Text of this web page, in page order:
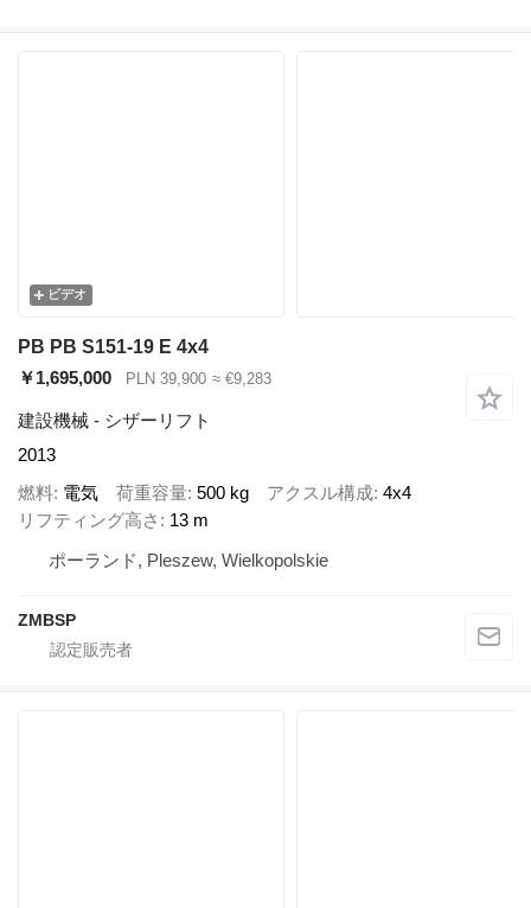
ビデオ
PB PB S151-19 E 4x4
￥1,695,000
PLN 39,900 ≈ €9,283
建設機械 - シザーリフト
2013
燃料 電気 荷重容量 500 kg アクスル構成 4x4
リフティング高さ
13 m
ポーランド, Pleszew, Wielkopolskie
ZMBSP